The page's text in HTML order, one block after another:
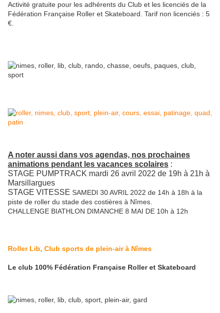
Activité gratuite pour les adhérents du Club et les licenciés de la
Fédération Française Roller et Skateboard. Tarif non licenciés : 5
€.
A noter aussi dans vos agendas, nos prochaines
animations pendant les vacances scolaires :
STAGE PUMPTRACK mardi 26 avril 2022 de 19h à 21h à
Marsillargues
STAGE VITESSE SAMEDI 30 AVRIL 2022 de 14h à 18h à la
piste de roller du stade des costières à Nîmes.
CHALLENGE BIATHLON DIMANCHE 8 MAI DE 10h à 12h
Roller Lib, Club sports de plein-air à Nîmes
Le club 100% Fédération Française Roller et Skateboard